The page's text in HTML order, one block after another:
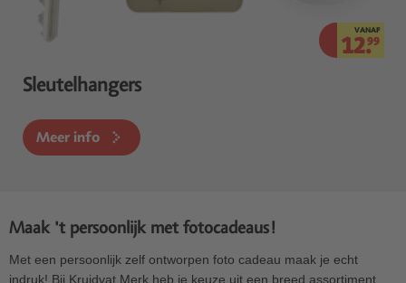
VANAF
12.99
Sleutelhangers
Meer info
Maak 't persoonlijk met fotocadeaus!
Met een persoonlijk zelf ontworpen foto cadeau maak je echt
indruk! Bij Kruidvat Merk heb je keuze uit een breed assortiment